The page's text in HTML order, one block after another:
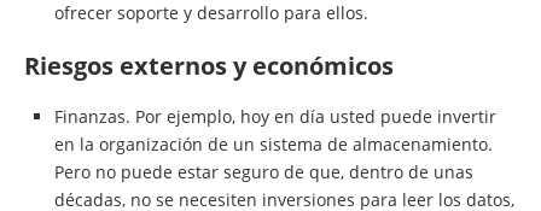
ofrecer soporte y desarrollo para ellos.
Riesgos externos y económicos
Finanzas. Por ejemplo, hoy en día usted puede invertir
en la organización de un sistema de almacenamiento.
Pero no puede estar seguro de que, dentro de unas
décadas, no se necesiten inversiones para leer los datos,